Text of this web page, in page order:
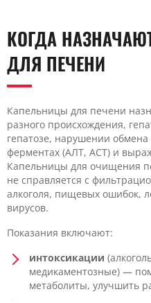
КОГДА
ДЛЯ ПЕЧЕНИ
Капельницы для печени
разного происхождения,
гепатозе, нарушении
ферментах (АЛТ, АСТ) и
Капельницы для очищения
не справляется с
алкоголя, пищевых ошибок,
вирусов.
Показания включают:
интоксикации
медикаментозные) —
метаболиты, улучшить